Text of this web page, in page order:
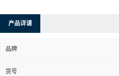
产品详请
品牌
货号